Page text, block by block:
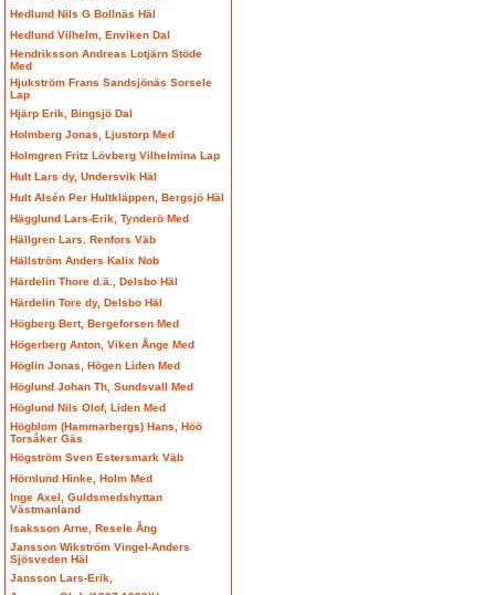
Hedlund Nils G Bollnäs Häl
Hedlund Vilhelm, Enviken Dal
Hendriksson Andreas Lotjärn Stöde
Med
Hjukström Frans Sandsjönäs Sorsele
Lap
Hjärp Erik, Bingsjö Dal
Holmberg Jonas, Ljustorp Med
Holmgren Fritz Lövberg Vilhelmina Lap
Hult Lars dy, Undersvik Häl
Hult Alsén Per Hultkläppen, Bergsjö Häl
Hägglund Lars-Erik, Tynderö Med
Hällgren Lars. Renfors Väb
Hällström Anders Kalix Nob
Härdelin Thore d.ä., Delsbo Häl
Härdelin Tore dy, Delsbo Häl
Högberg Bert, Bergeforsen Med
Högerberg Anton, Viken Ånge Med
Höglin Jonas, Högen Liden Med
Höglund Johan Th, Sundsvall Med
Höglund Nils Olof, Liden Med
Högblom (Hammarbergs) Hans, Höö
Torsåker Gäs
Högström Sven Estersmark Väb
Hörnlund Hinke, Holm Med
Inge Axel, Guldsmedshyttan
Västmanland
Isaksson Arne, Resele Ång
Jansson Wikström Vingel-Anders
Sjösveden Häl
Jansson Lars-Erik,